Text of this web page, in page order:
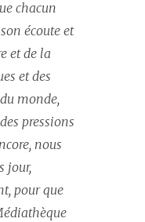
chacun
écoute et
et de la
et des
monde,
pressions
nous
jour,
pour que